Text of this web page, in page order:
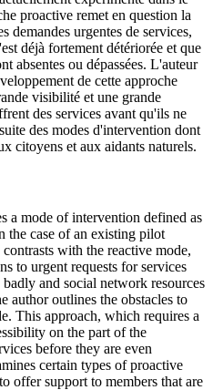
proactive remet en question la
demandes urgentes de services,
déjà fortement détériorée et que
absentes ou dépassées. L'auteur
de cette approche
visibilité et une grande
des services avant qu'ils ne
des modes d'intervention dont
citoyens et aux aidants naturels.
a mode of intervention defined as
the case of an existing pilot
with the reactive mode,
to urgent requests for services
and social network resources
author outlines the obstacles to
This approach, which requires a
on the part of the
before they are even
certain types of proactive
offer support to members that are